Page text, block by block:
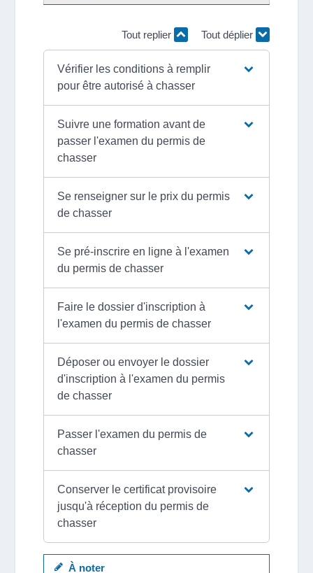
Tout replier Tout déplier
Vérifier les conditions à remplir
pour être autorisé à chasser
Suivre une formation avant de
passer l'examen du permis de
chasser
Se renseigner sur le prix du permis
de chasser
Se pré-inscrire en ligne à l'examen
du permis de chasser
Faire le dossier d'inscription à
l'examen du permis de chasser
Déposer ou envoyer le dossier
d'inscription à l'examen du permis
de chasser
Passer l'examen du permis de
chasser
Conserver le certificat provisoire
jusqu'à réception du permis de
chasser
À noter